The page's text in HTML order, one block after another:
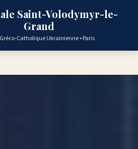
Saint-Volodymyr-le-
Grand
Catholique Ukrainienne • Paris